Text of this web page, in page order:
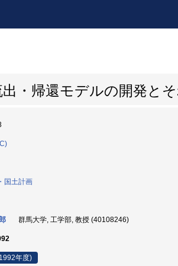
・帰還モデルの開発と
国土計画
群馬大学, 工学部, 教授 (40108246)
年度)